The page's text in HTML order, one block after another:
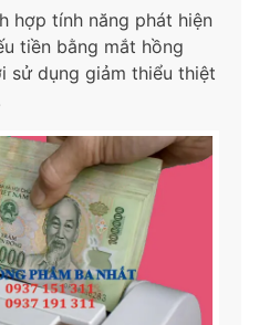
hợp tính năng phát hiện
tiền bằng mắt hồng
sử dụng giảm thiểu thiệt